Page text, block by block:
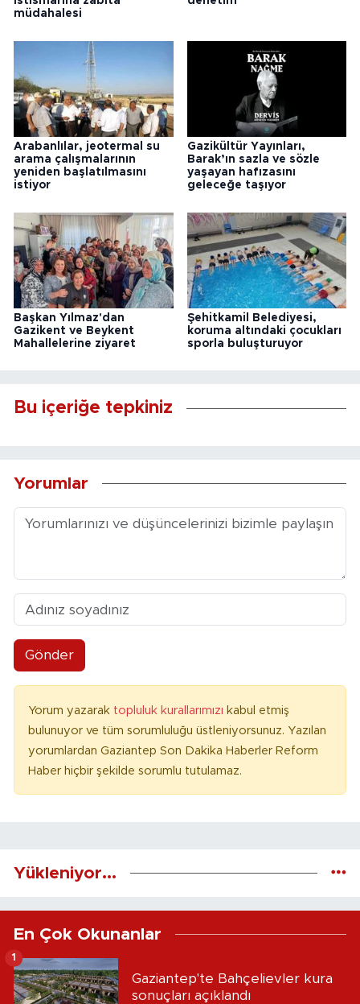
müdahalesi
Arabanlılar, jeotermal su
arama çalışmalarının
yeniden başlatılmasını
istiyor
Gazikültür Yayınları,
Barak’ın sazla ve sözle
yaşayan hafızasını
geleceğe taşıyor
Başkan Yılmaz'dan
Gazikent ve Beykent
Mahallelerine ziyaret
Şehitkamil Belediyesi,
koruma altındaki çocukları
sporla buluşturuyor
Bu içeriğe tepkiniz
Yorumlar
Gönder
Yorum yazarak topluluk kurallarımızı kabul etmiş
bulunuyor ve tüm sorumluluğu üstleniyorsunuz. Yazılan
yorumlardan Gaziantep Son Dakika Haberler Reform
Haber hiçbir şekilde sorumlu tutulamaz.
Yükleniyor...
En Çok Okunanlar
Gaziantep'te Bahçelievler kura
sonuçları açıklandı
1